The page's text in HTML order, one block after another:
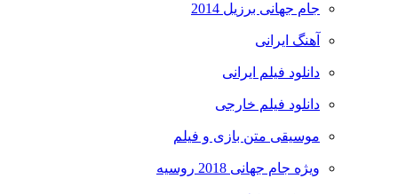
جام جهانی برزیل 2014
آهنگ ایرانی
دانلود فیلم ایرانی
دانلود فیلم خارجی
موسیقی متن بازی و فیلم
ویژه جام جهانی 2018 روسیه